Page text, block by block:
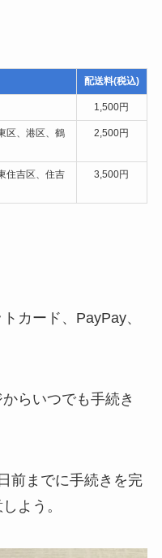
配送料(税込)
1,500円
区、港区、鶴
2,500円
住吉区、住吉
3,500円
カード、PayPay、
らいつでも手続き
前までに手続きを完
よう。